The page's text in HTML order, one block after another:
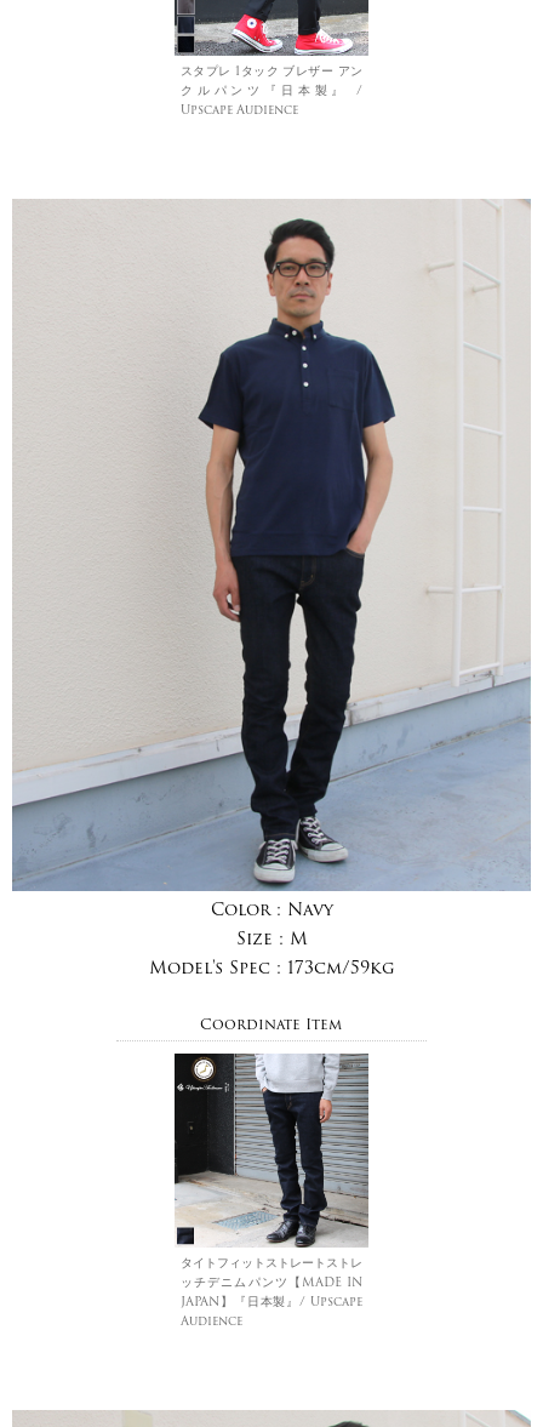
スタプレ 1タック ブレザー アン
クルパンツ『日本製』 /
Upscape Audience
Color : Navy
Size : M
Model's Spec : 173cm/59kg
Coordinate Item
タイトフィットストレートストレ
ッチデニムパンツ【MADE IN
JAPAN】『日本製』/ Upscape
Audience